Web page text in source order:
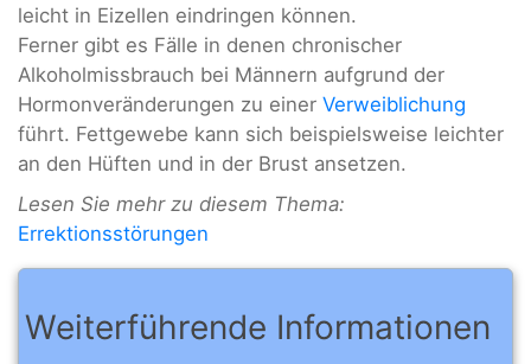
leicht in Eizellen eindringen können.
Ferner gibt es Fälle in denen chronischer
Alkoholmissbrauch bei Männern aufgrund der
Hormonveränderungen zu einer Verweiblichung
führt. Fettgewebe kann sich beispielsweise leichter
an den Hüften und in der Brust ansetzen.
Lesen Sie mehr zu diesem Thema:
Errektionsstörungen
Weiterführende Informationen